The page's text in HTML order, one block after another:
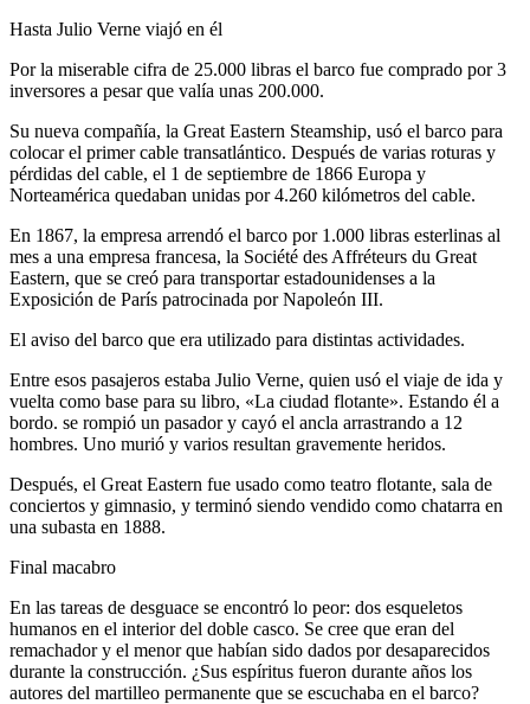
Hasta Julio Verne viajó en él​
Por la miserable cifra de 25.000 libras el barco fue comprado por 3
inversores a pesar que valía unas 200.000.
Su nueva compañía, la Great Eastern Steamship, usó el barco para
colocar el primer cable transatlántico. Después de varias roturas y
pérdidas del cable, el 1 de septiembre de 1866 Europa y
Norteamérica quedaban unidas por 4.260 kilómetros del cable.
En 1867, la empresa arrendó el barco por 1.000 libras esterlinas al
mes a una empresa francesa, la Société des Affréteurs du Great
Eastern, que se creó para transportar estadounidenses a la
Exposición de París patrocinada por Napoleón III.
El aviso del barco que era utilizado para distintas actividades.
Entre esos pasajeros estaba Julio Verne, quien usó el viaje de ida y
vuelta como base para su libro, «La ciudad flotante». Estando él a
bordo. se rompió un pasador y cayó el ancla arrastrando a 12
hombres. Uno murió y varios resultan gravemente heridos.
Después, el Great Eastern fue usado como teatro flotante, sala de
conciertos y gimnasio, y terminó siendo vendido como chatarra en
una subasta en 1888.
Final macabro
En las tareas de desguace se encontró lo peor: dos esqueletos
humanos en el interior del doble casco. Se cree que eran del
remachador y el menor que habían sido dados por desaparecidos
durante la construcción. ¿Sus espíritus fueron durante años los
autores del martilleo permanente que se escuchaba en el barco?